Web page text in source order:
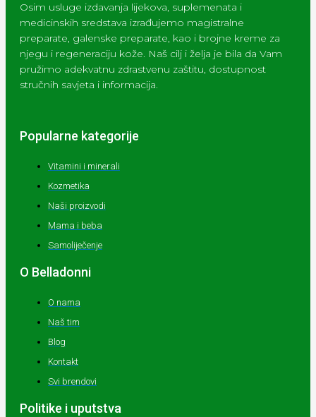
Osim usluge izdavanja lijekova, suplemenata i
medicinskih sredstava izrađujemo magistralne
preparate, galenske preparate, kao i brojne kreme za
njegu i regeneraciju kože. Naš cilj i želja je bila da Vam
pružimo adekvatnu zdrastvenu zaštitu, dostupnost
stručnih savjeta i informacija.
Popularne kategorije
Vitamini i minerali
Kozmetika
Naši proizvodi
Mama i beba
Samoliječenje
O Belladonni
O nama
Naš tim
Blog
Kontakt
Svi brendovi
Politike i uputstva